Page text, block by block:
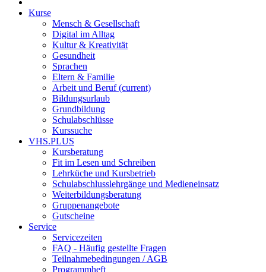
Kurse
Mensch & Gesellschaft
Digital im Alltag
Kultur & Kreativität
Gesundheit
Sprachen
Eltern & Familie
Arbeit und Beruf(current)
Bildungsurlaub
Grundbildung
Schulabschlüsse
Kurssuche
VHS.PLUS
Kursberatung
Fit im Lesen und Schreiben
Lehrküche und Kursbetrieb
Schulabschlusslehrgänge und Medieneinsatz
Weiterbildungsberatung
Gruppenangebote
Gutscheine
Service
Servicezeiten
FAQ - Häufig gestellte Fragen
Teilnahmebedingungen / AGB
Programmheft